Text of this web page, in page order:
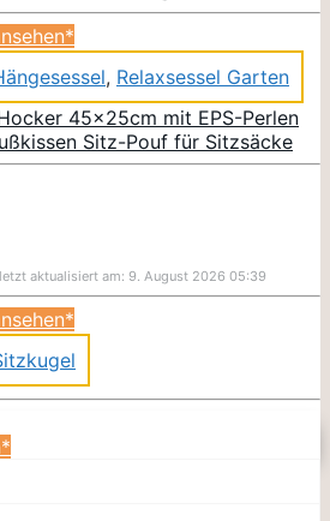
, Relaxsessel Garten
45x25cm mit EPS-Perlen
Sitz-Pouf für Sitzsäcke
aktualisiert am: 9. August 2026 05:39